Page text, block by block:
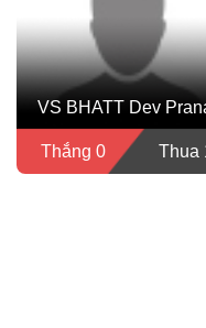
VS BHATT Dev
Thắng 0 Thua